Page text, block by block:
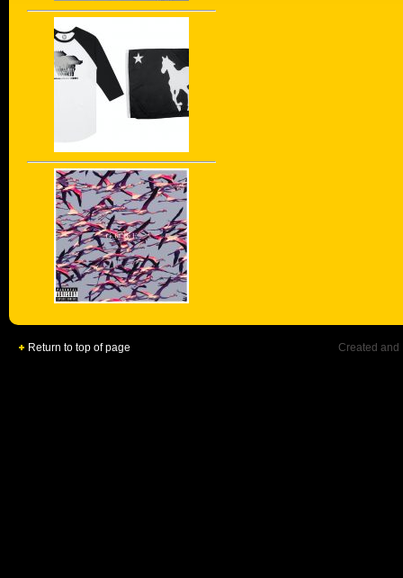
Return to top of page Created